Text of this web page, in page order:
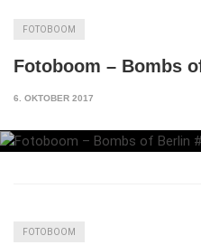
FOTOBOOM
Fotoboom – Bombs
6. OKTOBER 2017
FOTOBOOM